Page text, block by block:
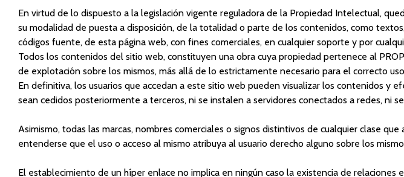
En virtud de lo dispuesto a la legislación vigente reguladora de la Propiedad Intelectual,
su modalidad de puesta a disposición, de la totalidad o parte de los contenidos, como
códigos fuente, de esta página web, con fines comerciales, en cualquier soporte y por
Todos los contenidos del sitio web, constituyen una obra cuya propiedad pertenece al
de explotación sobre los mismos, más allá de lo estrictamente necesario para el correcto
En definitiva, los usuarios que accedan a este sitio web pueden visualizar los contenidos y
sean cedidos posteriormente a terceros, ni se instalen a servidores conectados a redes, ni
Asimismo, todas las marcas, nombres comerciales o signos distintivos de cualquier clase
entenderse que el uso o acceso al mismo atribuya al usuario derecho alguno sobre los
El establecimiento de un híper enlace no implica en ningún caso la existencia de